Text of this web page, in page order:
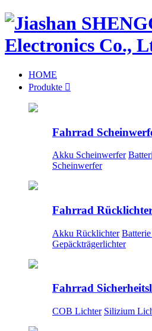
HOME
Produkte 
Fahrrad
Akku Scheinwerfer
Scheinwerfer
Fahrrad
Akku Rücklichter
Gepäckträgerlichter
Fahrrad
COB Lichter Silizium